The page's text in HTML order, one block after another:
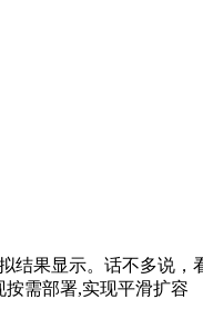
果显示。话不多说，
需部署,实现平滑扩容